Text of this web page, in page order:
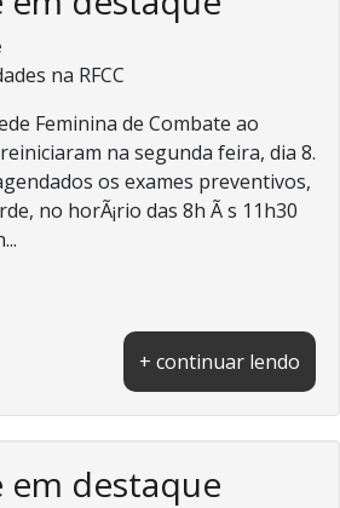
na RFCC
Feminina de Combate ao
na segunda feira, dia 8.
os exames preventivos,
no horÃ¡rio das 8h Ã s 11h30
+ continuar lendo
em destaque